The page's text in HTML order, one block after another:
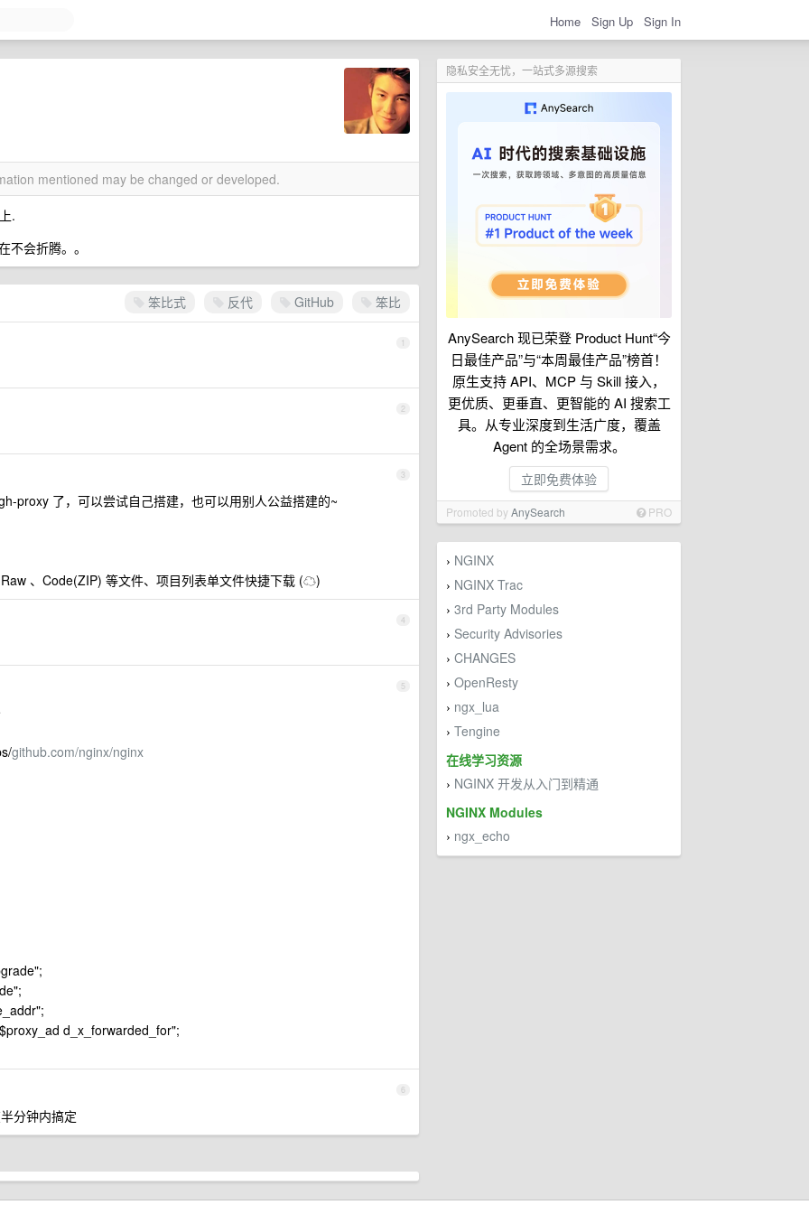
Home Sign Up Sign In
隐私安全无忧，一站式多源搜索
AnySearch 现已荣登 Product Hunt“今
日最佳产品”与“本周最佳产品”榜首！
原生支持 API、MCP 与 Skill 接入，
更优质、更垂直、更智能的 AI 搜索工
具。从专业深度到生活广度，覆盖
Agent 的全场景需求。
立即免费体验
Promoted byAnySearch PRO
› NGINX
› NGINX Trac
› 3rd Party Modules
› Security Advisories
› CHANGES
› OpenResty
› ngx_lua
› Tengine
在线学习资源
› NGINX 开发从入门到精通
NGINX Modules
› ngx_echo
mentioned may be changed or developed.
.
会折腾。。
笨比式 反代 GitHub 笨比
1
2
3
proxy 了，可以尝试自己搭建，也可以用别人公益搭建的~
、Code(ZIP) 等文件、项目列表单文件快捷下载 (☁)
4
5
github.com/nginx/nginx
d_x_forwarded_for";
6
分钟内搞定